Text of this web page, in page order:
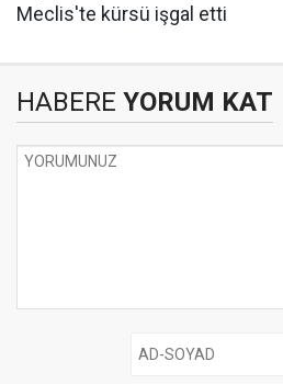
Meclis'te kürsü işgal etti
HABERE YORUM KAT